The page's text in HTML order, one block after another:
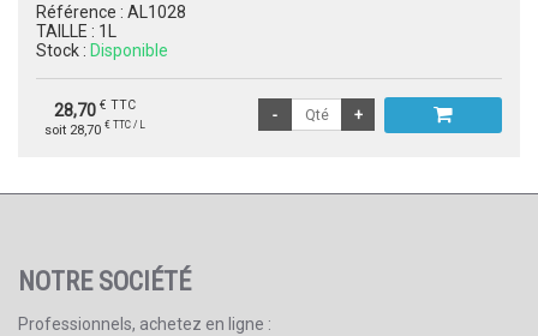
Référence : AL1028
TAILLE : 1L
Stock : Disponible
28,70 € TTC
soit 28,70 € TTC / L
NOTRE SOCIÉTÉ
Professionnels, achetez en ligne :